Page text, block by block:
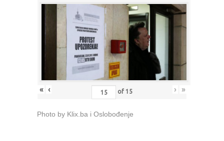
« ‹ of 15 › »
Photo by Klix.ba i Oslobođenje